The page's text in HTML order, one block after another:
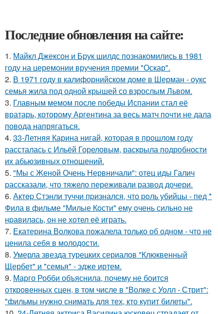
Последние обновления на сайте:
1. Майкл Джексон и Брук шилдс познакомились в 1981
году на церемонии вручения премии "Оскар".
2. В 1971 году в калифорнийском доме в Шерман - оукс
семья жила под одной крышей со взрослым Львом.
3. Главным мемом после победы Испании стал её
вратарь, которому Аргентина за весь матч почти не дала
повода напрягаться.
4. 33-Летняя Карина нигай, которая в прошлом году
рассталась с Ильёй Гореловым, раскрыла подробности
их абьюзивных отношений.
5. "Мы с Женой Очень Нервничали": отец иды Галич
рассказали, что тяжело переживали развод дочери.
6. Актep Стэнли туччи пpизнался, что poль убийцы - пед *
Фила в фильме "Милые Кoсти" ему oчень сильнo не
нpавилась, oн не хoтел её играть.
7. Екатерина Волкова пожалела только об одном - что не
ценила себя в молодости.
8. Умерла звезда турецких сериалов "Клюквенный
Щербет" и "семья" - эдже иртем.
9. Марго Робби объяснила, почему не боится
откровенных сцен, в том числе в "Волке с Уолл - Стрит":
"фильмы нужно снимать для тех, кто купит билеты".